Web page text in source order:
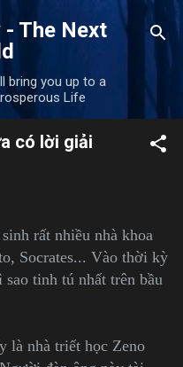
- The Next
bring you up to a
Life
có lời giải
rất nhiều nhà khoa
Socrates... Vào thời kỳ
tinh tú nhất trên bầu
là nhà triết học Zeno